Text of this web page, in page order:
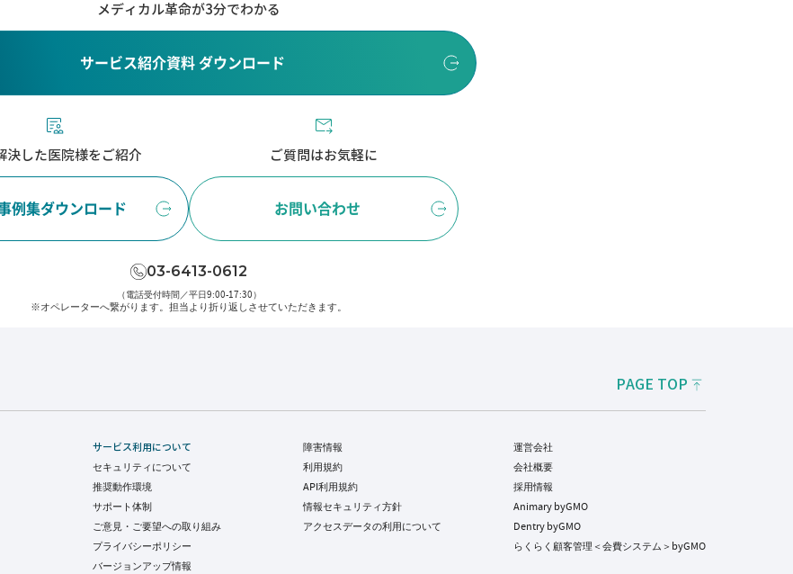
メディカル革命が3分でわかる
サービス紹介資料 ダウンロード
決した医院様をご紹介
例集ダウンロード
ご質問はお気軽に
お問い合わせ
03-6413-0612
（電話受付時間／平日9:00-17:30）
※オペレーターへ繋がります。 担当より折り返しさせていただきます。
PAGE TOP
サービス利用について
セキュリティについて
推奨動作環境
サポート体制
ご意見・ご要望への取り組み
プライバシーポリシー
バージョンアップ情報
障害情報
利用規約
API利用規約
情報セキュリティ方針
アクセスデータの利用について
運営会社
会社概要
採用情報
Animary byGMO
Dentry byGMO
らくらく顧客管理＜会費システム＞byGMO